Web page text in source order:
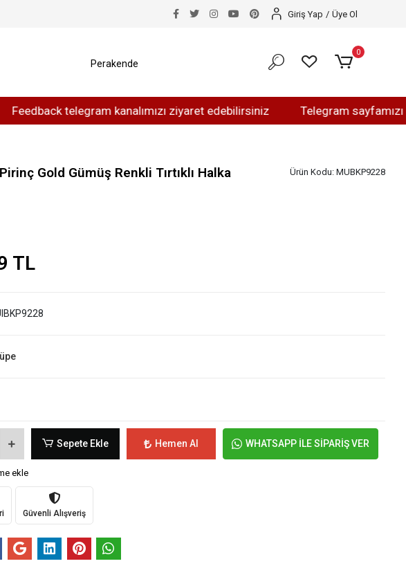
telegram kanalımızı ziyaret edebilirsiniz Telegram sayfamızı
Giriş Yap / Üye Ol
Perakende
0
Gold Gümüş Renkli Tırtıklı Halka
Ürün Kodu: MUBKP9228
TL
Sepete Ekle Hemen Al WHATSAPP İLE SİPARİŞ VER
ekle
Güvenli Alışveriş